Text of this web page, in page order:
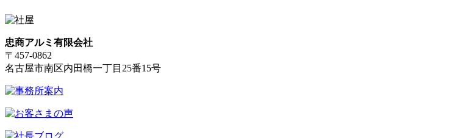
忠商アルミ有限会社
〒457-0862
名古屋市南区内田橋一丁目25番15号